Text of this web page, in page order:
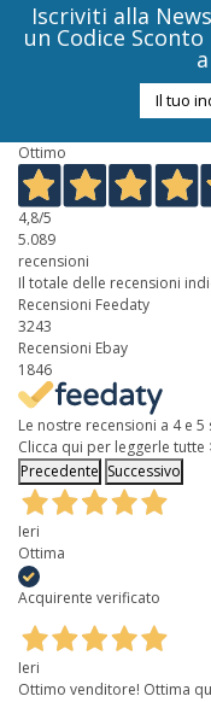
Iscriviti alla
un Codice Sconto
Ottimo
4,8/5
5.089
recensioni
Il totale delle recensioni
Recensioni Feedaty
3243
Recensioni Ebay
1846
Le nostre recensioni a 4 e 5
Clicca qui per leggerle tutte
Precedente Successivo
Ieri
Ottima
Acquirente verificato
Ieri
Ottimo venditore! Ottima